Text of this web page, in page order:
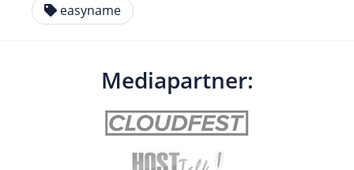
easyname
Mediapartner: